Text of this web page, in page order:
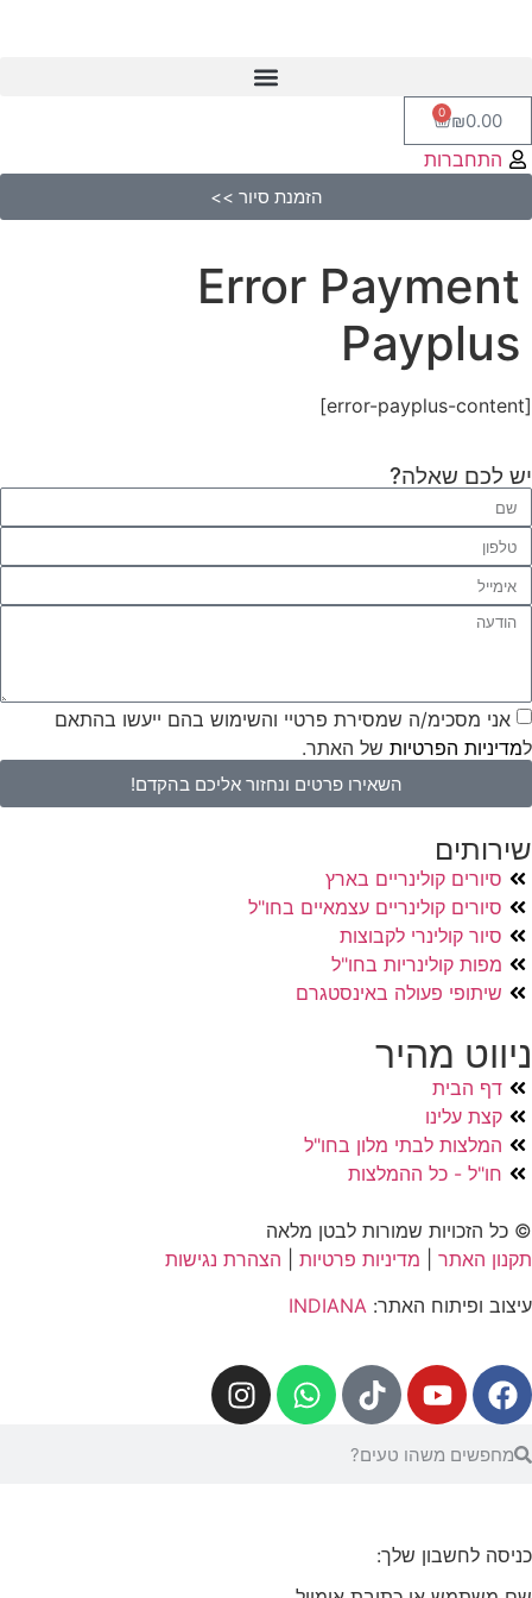
₪0.00
0
התחברות
הזמנת סיור >>
Error Payment
Payplus
[error-payplus-content]
יש לכם שאלה?
אני מסכימ/ה שמסירת פרטיי והשימוש בהם ייעשו בהתאם
למדיניות הפרטיות של האתר.
השאירו פרטים ונחזור אליכם בהקדם!
שירותים
סיורים קולינריים בארץ
סיורים קולינריים עצמאיים בחו"ל
סיור קולינרי לקבוצות
מפות קולינריות בחו"ל
שיתופי פעולה באינסטגרם
ניווט מהיר
דף הבית
קצת עלינו
המלצות לבתי מלון בחו"ל
חו"ל - כל ההמלצות
© כל הזכויות שמורות לבטן מלאה
תקנון האתר
מדיניות פרטיות
הצהרת נגישות
עיצוב ופיתוח האתר: INDIANA
כניסה לחשבון שלך: